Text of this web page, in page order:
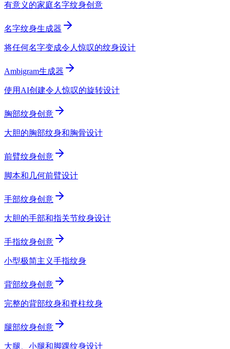
有意义的家庭名字纹身创意
名字纹身生成器
将任何名字变成令人惊叹的纹身设计
Ambigram生成器
使用AI创建令人惊叹的旋转设计
胸部纹身创意
大胆的胸部纹身和胸骨设计
前臂纹身创意
脚本和几何前臂设计
手部纹身创意
大胆的手部和指关节纹身设计
手指纹身创意
小型极简主义手指纹身
背部纹身创意
完整的背部纹身和脊柱纹身
腿部纹身创意
大腿、小腿和脚踝纹身设计